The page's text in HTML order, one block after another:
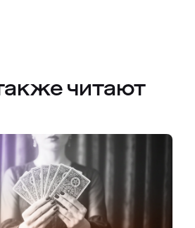
читают